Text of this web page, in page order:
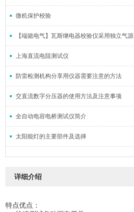
微机保护校验
【端懿电气】瓦斯继电器校验仪采用独立气源
上海直流电阻测试仪
防雷检测机构分享用仪器需要注意的方法
交直流数字分压器的使用方法及注意事项
全自动电容电桥测试仪简介
太阳能灯的主要部件及选择
详细介绍
特点优点：